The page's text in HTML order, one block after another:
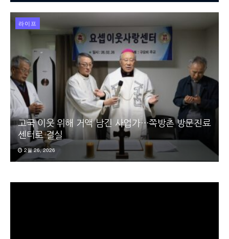
라이프
고국 이웃 위해 거액 남긴 사업가…쪽방촌 방문진료
센터로 결실
2월 26, 2026